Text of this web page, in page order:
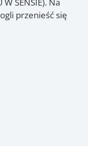
przenieść się